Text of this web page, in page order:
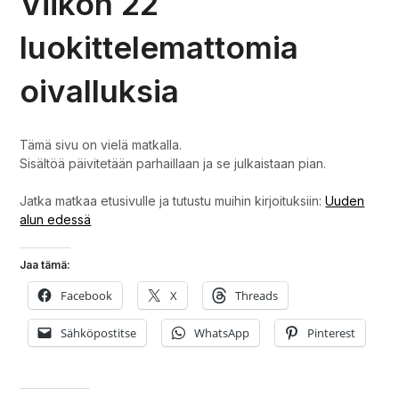
luokittelemattomia
oivalluksia
Tämä sivu on vielä matkalla.
Sisältöä päivitetään parhaillaan ja se julkaistaan pian.
Jatka matkaa etusivulle ja tutustu muihin kirjoituksiin:Uuden
alun edessä
Jaa tämä:
Facebook X Threads
Sähköpostitse WhatsApp Pinterest